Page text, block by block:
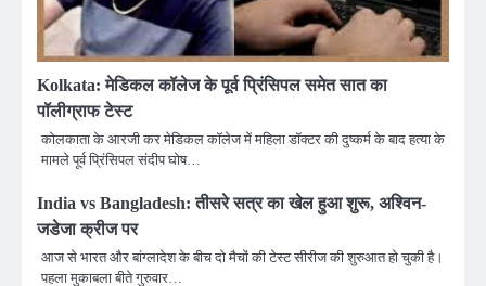
Kolkata: मेडिकल कॉलेज के पूर्व प्रिंसिपल समेत सात का
पॉलीग्राफ टेस्ट
कोलकाता के आरजी कर मेडिकल कॉलेज में महिला डॉक्टर की दुष्कर्म के बाद हत्या के
मामले पूर्व प्रिंसिपल संदीप घोष…
India vs Bangladesh: तीसरे सत्र का खेल हुआ शुरू, अश्विन-
जडेजा क्रीज पर
आज से भारत और बांग्लादेश के बीच दो मैचों की टेस्ट सीरीज की शुरुआत हो चुकी है।
पहला मुकाबला बीते गुरुवार…